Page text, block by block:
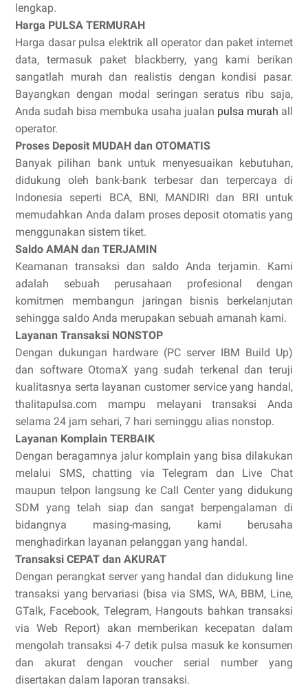
lengkap.
Harga PULSA TERMURAH
Harga dasar pulsa elektrik all operator dan paket internet
data, termasuk paket blackberry, yang kami berikan
sangatlah murah dan realistis dengan kondisi pasar.
Bayangkan dengan modal seringan seratus ribu saja,
Anda sudah bisa membuka usaha jualan pulsa murah all
operator.
Proses Deposit MUDAH dan OTOMATIS
Banyak pilihan bank untuk menyesuaikan kebutuhan,
didukung oleh bank-bank terbesar dan terpercaya di
Indonesia seperti BCA, BNI, MANDIRI dan BRI untuk
memudahkan Anda dalam proses deposit otomatis yang
menggunakan sistem tiket.
Saldo AMAN dan TERJAMIN
Keamanan transaksi dan saldo Anda terjamin. Kami
adalah sebuah perusahaan profesional dengan
komitmen membangun jaringan bisnis berkelanjutan
sehingga saldo Anda merupakan sebuah amanah kami.
Layanan Transaksi NONSTOP
Dengan dukungan hardware (PC server IBM Build Up)
dan software OtomaX yang sudah terkenal dan teruji
kualitasnya serta layanan customer service yang handal,
thalitapulsa.com mampu melayani transaksi Anda
selama 24 jam sehari, 7 hari seminggu alias nonstop.
Layanan Komplain TERBAIK
Dengan beragamnya jalur komplain yang bisa dilakukan
melalui SMS, chatting via Telegram dan Live Chat
maupun telpon langsung ke Call Center yang didukung
SDM yang telah siap dan sangat berpengalaman di
bidangnya masing-masing, kami berusaha
menghadirkan layanan pelanggan yang handal.
Transaksi CEPAT dan AKURAT
Dengan perangkat server yang handal dan didukung line
transaksi yang bervariasi (bisa via SMS, WA, BBM, Line,
GTalk, Facebook, Telegram, Hangouts bahkan transaksi
via Web Report) akan memberikan kecepatan dalam
mengolah transaksi 4-7 detik pulsa masuk ke konsumen
dan akurat dengan voucher serial number yang
disertakan dalam laporan transaksi.